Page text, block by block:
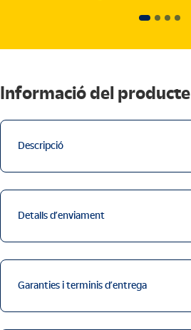
Informació del producte
Descripció
Detalls d’enviament
Garanties i terminis d’entrega